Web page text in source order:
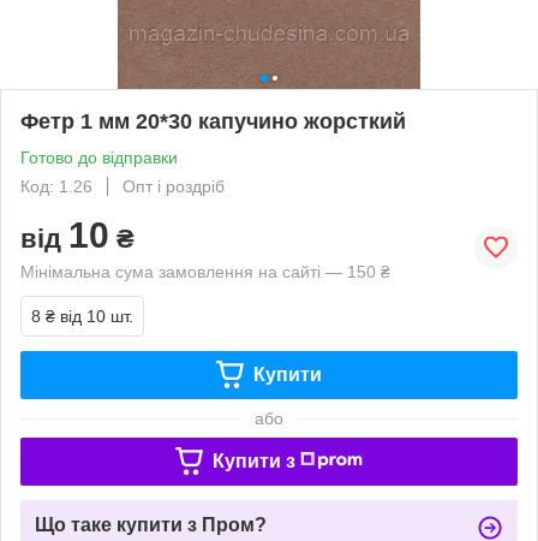
Фетр 1 мм 20*30 капучино жорсткий
Готово до відправки
Код: 1.26
Опт і роздріб
від 10 ₴
Мінімальна сума замовлення на сайті — 150 ₴
8 ₴ від 10 шт.
Купити
або
Купити з
Що таке купити з Пром?